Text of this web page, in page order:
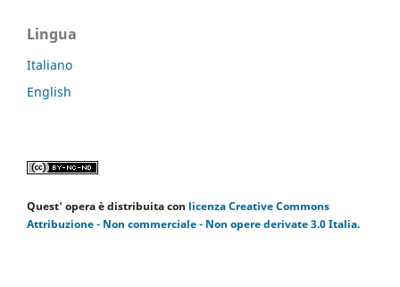
Lingua
Italiano
English
Quest' opera è distribuita con licenza Creative Commons
Attribuzione - Non commerciale - Non opere derivate 3.0 Italia.